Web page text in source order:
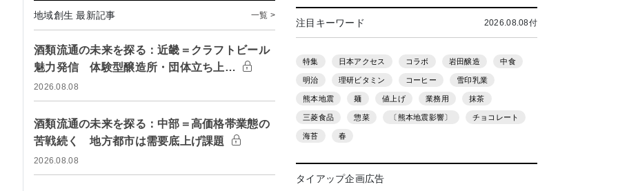
地域創生 最新記事 一覧 >
酒類流通の未来を探る：近畿＝クラフトビール
魅力発信 体験型醸造所・団体立ち上…
2026.08.08
酒類流通の未来を探る：中部＝高価格帯業態の
苦戦続く 地方都市は需要底上げ課題
2026.08.08
注目キーワード 2026.08.08付
特集 日本アクセス コラボ 岩田醸造 中食
明治 理研ビタミン コーヒー 雪印乳業
熊本地震 麺 値上げ 業務用 抹茶
三菱食品 惣菜 〔熊本地震影響〕 チョコレート
海苔 春
タイアップ企画広告